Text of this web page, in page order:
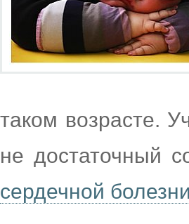
таком возрасте.
не достаточный
сердечной